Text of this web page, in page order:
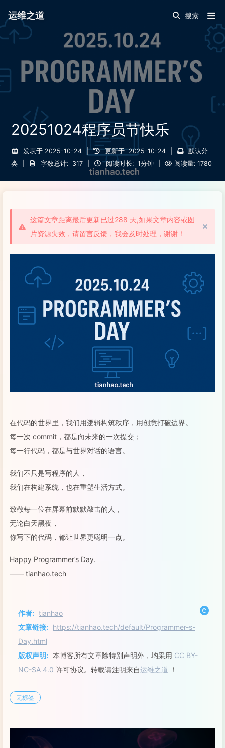
20251024程序员节快乐
发表于 2025-10-24 | 更新于 2025-10-24
默认分
类
字数总计: 317 阅读时长: 1分钟 阅读量: 1780
运维之道
这篇文章距离最后更新已过288 天,如果文章内容或图
片资源失效，请留言反馈，我会及时处理，谢谢！
在代码的世界里，我们用逻辑构筑秩序，用创意打破边界。
每一次 commit，都是向未来的一次提交；
每一行代码，都是与世界对话的语言。
我们不只是写程序的人，
我们在构建系统，也在重塑生活方式。
致敬每一位在屏幕前默默敲击的人，
无论白天黑夜，
你写下的代码，都让世界更聪明一点。
Happy Programmer’s Day.
—— tianhao.tech
作者: tianhao
文章链接: https://tianhao.tech/default/Programmer-s-
Day.html
版权声明: 本博客所有文章除特别声明外，均采用 CC BY-
NC-SA 4.0 许可协议。转载请注明来自运维之道 ！
无标签